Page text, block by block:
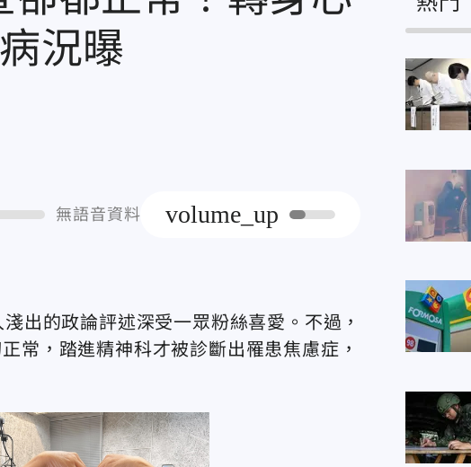
況曝
無語音資料 volume_up
出的政論評述深受一眾粉絲喜愛。不過，
常，踏進精神科才被診斷出罹患焦慮症，